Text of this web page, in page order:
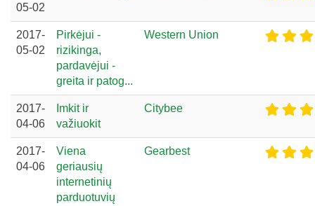
05-02
2017-
05-02
Pirkėjui -
rizikinga,
pardavėjui -
greita ir patog...
Western Union
2017-
04-06
Imkit ir
važiuokit
Citybee
2017-
04-06
Viena
geriausių
internetinių
parduotuvių
Gearbest